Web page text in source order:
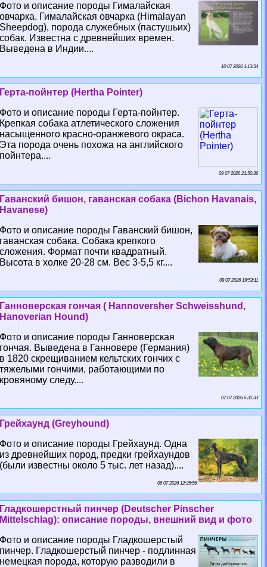
Фото и описание породы Гималайская
овчарка. Гималайская овчарка (Himalayan
Sheepdog), порода служебных (пастушьих)
собак. Известна с древнейших времен.
Выведена в Индии....
10 07 2026 1:13:54
Герта-пойнтер (Hertha Pointer)
Фото и описание породы Герта-пойнтер.
Крепкая собака атлетического сложения
насыщенного красно-оранжевого окраса.
Эта порода очень похожа на английского
пойнтера....
09 07 2026 21:50:36
Гаванский бишон, гаванская собака (Bichon Havanais,
Havanese)
Фото и описание породы Гаванский бишон,
гаванская собака. Собака крепкого
сложения. Формат почти квадратный.
Высота в холке 20-28 см. Вес 3-5,5 кг....
08 07 2026 19:53:11
Ганноверская гончая ( Hannoversher Schweisshund,
Hanoverian Hound)
Фото и описание породы Ганноверская
гончая. Выведена в Ганновере (Германия)
в 1820 скрещиванием кельтских гончих с
тяжелыми гончими, работающими по
кровяному следу....
07 07 2026 6:31:33
Грейхаунд (Greyhound)
Фото и описание породы Грейхаунд. Одна
из древнейших пород, предки грейхаундов
(были известны около 5 тыс. лет назад)....
06 07 2026 12:35:56
Гладкошерстный пинчер (Deutscher Pinscher
Mittelschlag): описание породы, внешний вид и фото
Фото и описание породы Гладкошерстый
пинчер. Гладкошерстый пинчер - подлинная
немецкая порода, которую разводили в